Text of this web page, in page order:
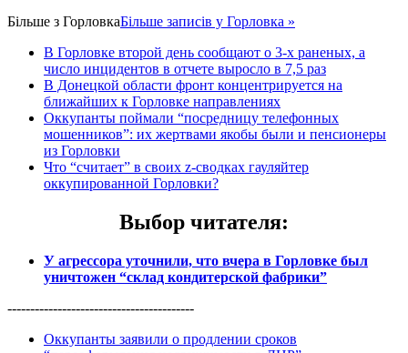
Більше з ГорловкаБільше записів у Горловка »
В Горловке второй день сообщают о 3-х раненых, а
число инцидентов в отчете выросло в 7,5 раз
В Донецкой области фронт концентрируется на
ближайших к Горловке направлениях
Оккупанты поймали “посредницу телефонных
мошенников”: их жертвами якобы были и пенсионеры
из Горловки
Что “считает” в своих z-сводках гауляйтер
оккупированной Горловки?
Выбор читателя:
У агрессора уточнили, что вчера в Горловке был
уничтожен “склад кондитерской фабрики”
-----------------------------------------
Оккупанты заявили о продлении сроков